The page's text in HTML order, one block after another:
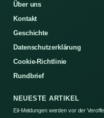
Über uns
Kontakt
Geschichte
Datenschutzerklärung
Cookie-Richtlinie
Rundbrief
NEUESTE ARTIKEL
Eil-Meldungen werden vor der